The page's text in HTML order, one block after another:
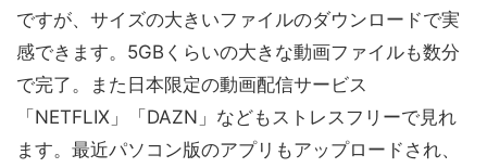
ですが、サイズの大きいファイルのダウンロードで実
感できます。5GBくらいの大きな動画ファイルも数分
で完了。また日本限定の動画配信サービス
「NETFLIX」「DAZN」などもストレスフリーで見れ
ます。最近パソコン版のアプリもアップロードされ、